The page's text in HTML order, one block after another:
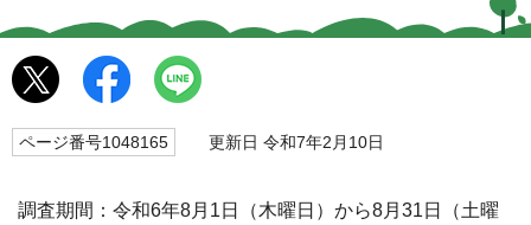
ページ番号1048165 更新日 令和7年2月10日
調査期間：令和6年8月1日（木曜日）から8月31日（土曜